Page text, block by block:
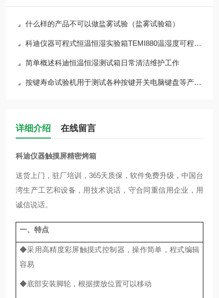
什么样的产品不可以做盐雾试验（盐雾试验箱）
科迪仪器可程式恒温恒湿实验箱TEMI880温湿度可程式控制器功能介绍
简单概述科迪恒温恒湿测试箱日常清洁维护工作
按键寿命试验机用于测试各种按键开关电脑键盘等产品的使用寿命
详细介绍 在线留言
科迪仪器触摸屏精密烤箱
送货上门，驻厂培训，365天质保，软件免费升级，中国台
湾生产工艺和设备，用技术说话，守合同重信用企业，用
诚信说话。
一、特点
◆采用高精度彩屏触摸式控制器，操作简单，程式编辑
容易
◆底部安装脚轮，根据摆放位置可以移动